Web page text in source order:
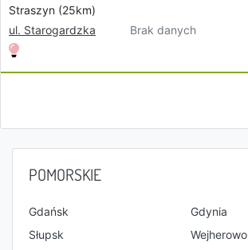
Straszyn (25km)
ul. Starogardzka
Brak danych
POMORSKIE
Gdańsk
Gdynia
Słupsk
Wejherowo